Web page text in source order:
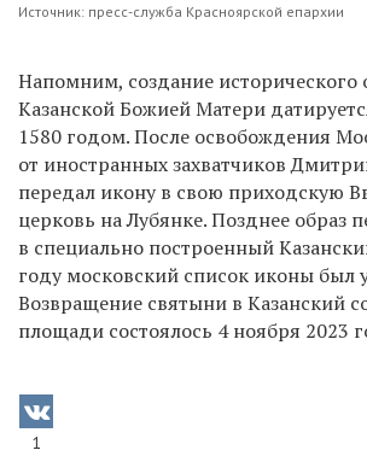
Источник: пресс-служба Красноярской епархии
Напомним, создание исторического
Казанской Божией Матери
1580 годом. После освобождения
от иностранных захватчиков
передал икону в свою приходскую
церковь на Лубянке. Позднее образ
в специально построенный
году московский список иконы был
Возвращение святыни в Казанский
площади состоялось 4 ноября 2023
1